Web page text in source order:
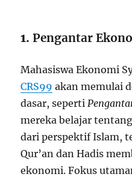
1.Pengantar
Mahasiswa Ekonomi
CRS99 akan memulai
dasar, seperti
mereka belajar
dari perspektif Islam,
Qur’an dan Hadis
ekonomi. Fokus